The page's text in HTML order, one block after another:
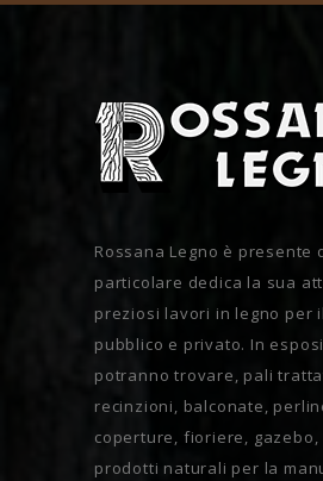
Rossana Legno è presente
particolare dedica la sua
preziosi lavori in legno per
pubblico e privato. In
potranno trovare, pali
recinzioni, balconate,
coperture, fioriere, gazebo,
prodotti naturali per la